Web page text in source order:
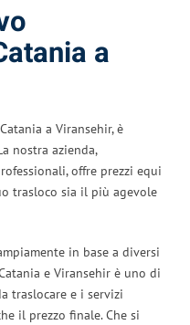
a
a Viransehir, è
nostra azienda,
offre prezzi equi
trasloco sia il più agevole
in base a diversi
e Viransehir è uno di
traslocare e i servizi
il prezzo finale. Che si